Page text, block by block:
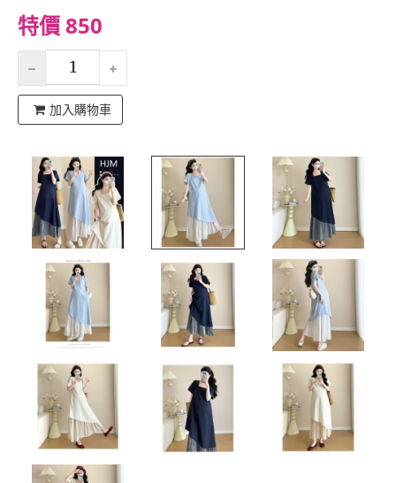
特價 850
加入購物車